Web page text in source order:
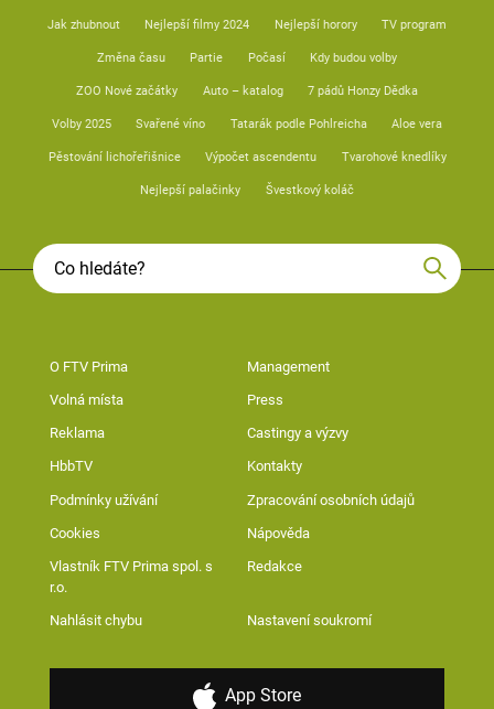
Jak zhubnout Nejlepší filmy 2024 Nejlepší horory TV program
Změna času Partie Počasí Kdy budou volby
ZOO Nové začátky Auto – katalog 7 pádů Honzy Dědka
Volby 2025 Svařené víno Tatarák podle Pohlreicha Aloe vera
Pěstování lichořeřišnice Výpočet ascendentu Tvarohové knedlíky
Nejlepší palačinky Švestkový koláč
O FTV Prima Management
Volná místa Press
Reklama Castingy a výzvy
HbbTV Kontakty
Podmínky užívání Zpracování osobních údajů
Cookies Nápověda
Vlastník FTV Prima spol. s
r.o.
Redakce
Nahlásit chybu Nastavení soukromí
App Store